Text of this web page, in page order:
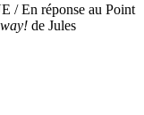
/ En réponse au Point
de Jules